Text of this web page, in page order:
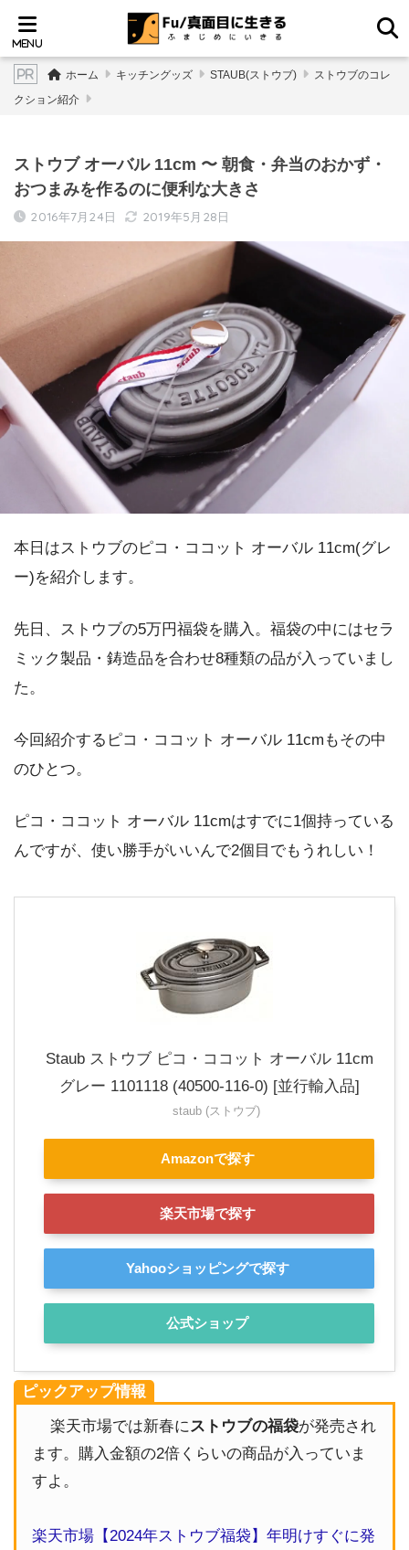
ホーム キッチングッズ STAUB(ストウブ) ストウブのコレ
クション紹介
ストウブ オーバル 11cm 〜 朝食・弁当のおかず・
おつまみを作るのに便利な大きさ
2016年7月24日 2019年5月28日
本日はストウブのピコ・ココット オーバル 11cm(グレ
ー)を紹介します。
先日、ストウブの5万円福袋を購入。福袋の中にはセラ
ミック製品・鋳造品を合わせ8種類の品が入っていまし
た。
今回紹介するピコ・ココット オーバル 11cmもその中
のひとつ。
ピコ・ココット オーバル 11cmはすでに1個持っている
んですが、使い勝手がいいんで2個目でもうれしい！
Staub ストウブ ピコ・ココット オーバル 11cm
グレー 1101118 (40500-116-0) [並行輸入品]
staub (ストウブ)
Amazonで探す
楽天市場で探す
Yahooショッピングで探す
公式ショップ
ピックアップ情報
楽天市場では新春に ストウブの福袋が発売され
ます。購入金額の2倍くらいの商品が入っていま
すよ。
楽天市場【2024年ストウブ福袋】年明けすぐに発